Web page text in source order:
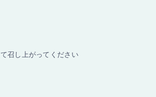
召し上がってください